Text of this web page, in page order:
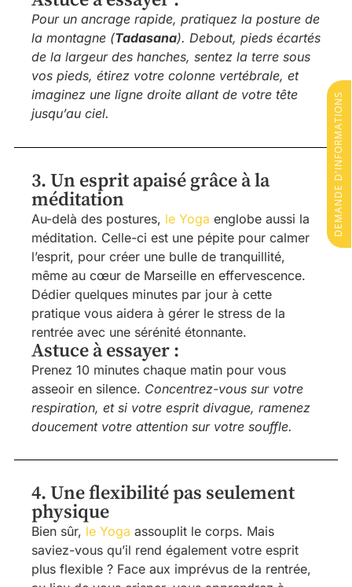
Pour un ancrage rapide, pratiquez la posture de
la montagne (Tadasana). Debout, pieds écartés
de la largeur des hanches, sentez la terre sous
vos pieds, étirez votre colonne vertébrale, et
imaginez une ligne droite allant de votre tête
jusqu’au ciel.
3. Un esprit apaisé grâce à la
méditation
Au-delà des postures, le Yoga englobe aussi la
méditation. Celle-ci est une pépite pour calmer
l’esprit, pour créer une bulle de tranquillité,
même au cœur de Marseille en effervescence.
Dédier quelques minutes par jour à cette
pratique vous aidera à gérer le stress de la
rentrée avec une sérénité étonnante.
Astuce à essayer :
Prenez 10 minutes chaque matin pour vous
asseoir en silence. Concentrez-vous sur votre
respiration, et si votre esprit divague, ramenez
doucement votre attention sur votre souffle.
4. Une flexibilité pas seulement
physique
Bien sûr, le Yoga assouplit le corps. Mais
saviez-vous qu’il rend également votre esprit
plus flexible ? Face aux imprévus de la rentrée,
DEMANDE D'INFORMATIONS